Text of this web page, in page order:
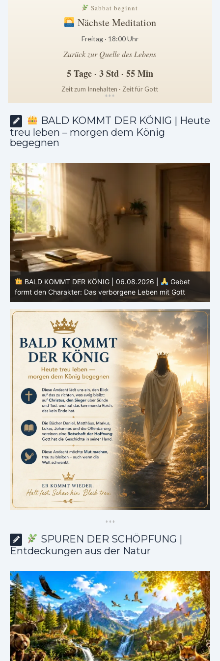
Sabbat beginnt
Nächste Meditation
Freitag · 18:00 Uhr
Zurück zur Quelle des Lebens
5 Tage · 3 Std · 55 Min
Zeit zum Innehalten · Zeit für Gott
***
BALD KOMMT DER KÖNIG | Heute
treu leben – morgen dem König
begegnen
BALD KOMMT DER KÖNIG | 05.08.2026 |
Tägliche
Hingabe: Jeden Tag neu mit Christus
***
SPUREN DER SCHÖPFUNG |
Entdeckungen aus der Natur